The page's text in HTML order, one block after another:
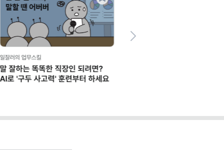
직장인 되려면?
력' 훈련부터 하세요